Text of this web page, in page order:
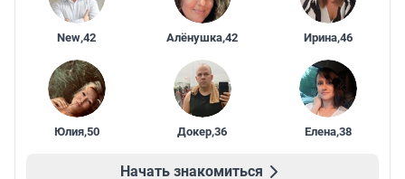
New,42 Алёнушка,42 Ирина,46
Юлия,50 Докер,36 Елена,38
Начать знакомиться